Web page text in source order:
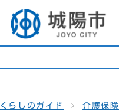
くらしのガイド 介護保険